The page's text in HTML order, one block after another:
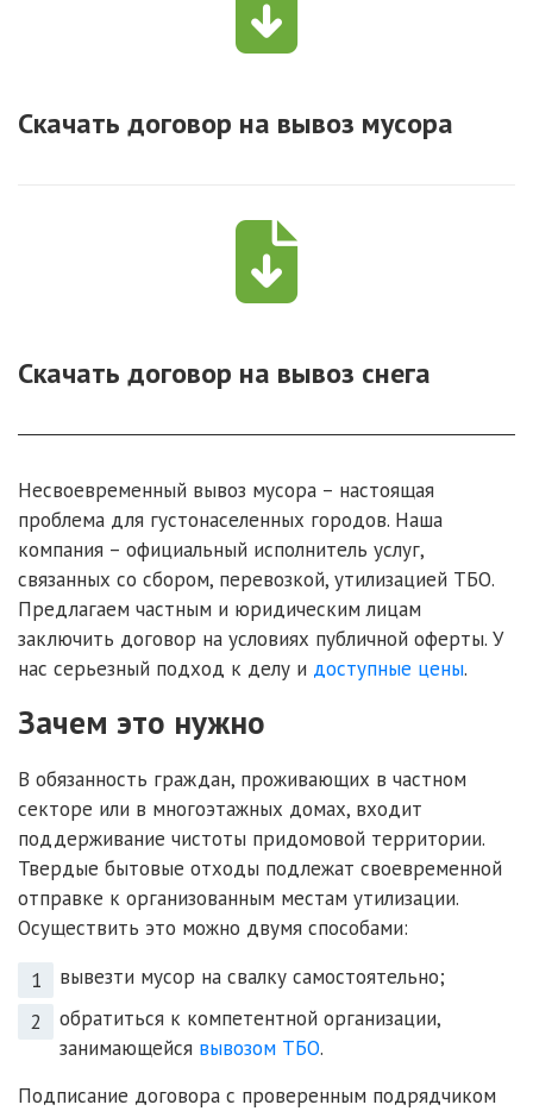
Скачать договор на вывоз мусора
Скачать договор на вывоз снега
Несвоевременный вывоз мусора – настоящая
проблема для густонаселенных городов. Наша
компания – официальный исполнитель услуг,
связанных со сбором, перевозкой, утилизацией ТБО.
Предлагаем частным и юридическим лицам
заключить договор на условиях публичной оферты. У
нас серьезный подход к делу и доступные цены.
Зачем это нужно
В обязанность граждан, проживающих в частном
секторе или в многоэтажных домах, входит
поддерживание чистоты придомовой территории.
Твердые бытовые отходы подлежат своевременной
отправке к организованным местам утилизации.
Осуществить это можно двумя способами:
вывезти мусор на свалку самостоятельно;
обратиться к компетентной организации,
занимающейся вывозом ТБО.
Подписание договора с проверенным подрядчиком